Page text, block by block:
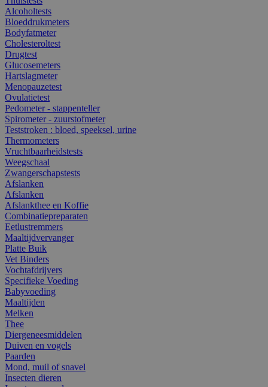
Alcoholtests
Bloeddrukmeters
Bodyfatmeter
Cholesteroltest
Drugtest
Glucosemeters
Hartslagmeter
Menopauzetest
Ovulatietest
Pedometer - stappenteller
Spirometer - zuurstofmeter
Teststroken : bloed, speeksel, urine
Thermometers
Vruchtbaarheidstests
Weegschaal
Zwangerschapstests
Afslanken
Afslanken
Afslankthee en Koffie
Combinatiepreparaten
Eetlustremmers
Maaltijdvervanger
Platte Buik
Vet Binders
Vochtafdrijvers
Specifieke Voeding
Babyvoeding
Maaltijden
Melken
Thee
Diergeneesmiddelen
Duiven en vogels
Paarden
Mond, muil of snavel
Insecten dieren